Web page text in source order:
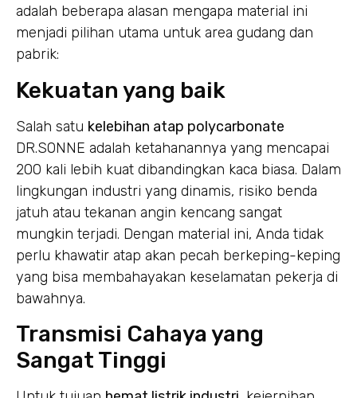
adalah beberapa alasan mengapa material ini
menjadi pilihan utama untuk area gudang dan
pabrik:
Kekuatan yang baik
Salah satu kelebihan atap polycarbonate
DR.SONNE adalah ketahanannya yang mencapai
200 kali lebih kuat dibandingkan kaca biasa. Dalam
lingkungan industri yang dinamis, risiko benda
jatuh atau tekanan angin kencang sangat
mungkin terjadi. Dengan material ini, Anda tidak
perlu khawatir atap akan pecah berkeping-keping
yang bisa membahayakan keselamatan pekerja di
bawahnya.
Transmisi Cahaya yang
Sangat Tinggi